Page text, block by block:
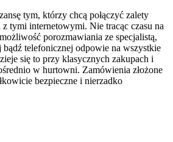
tym, którzy chcą połączyć zalety
tymi internetowymi. Nie tracąc czasu na
porozmawiania ze specjalistą,
telefonicznej odpowie na wszystkie
się to przy klasycznych zakupach i
w hurtowni. Zamówienia złożone
bezpieczne i nierzadko